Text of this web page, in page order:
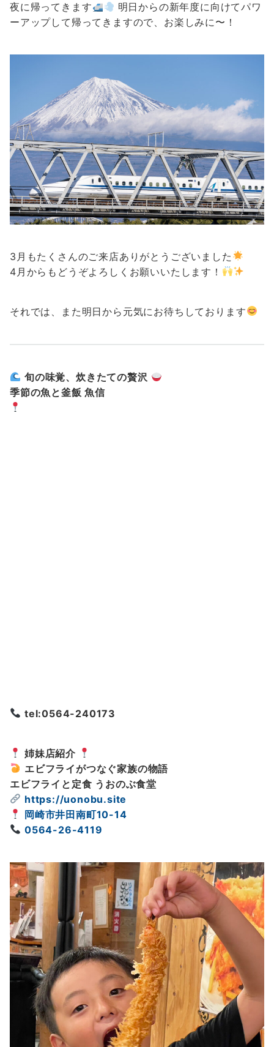
夜に帰ってきます
明日からの新年度に向けてパワ
ーアップして帰ってきますので、お楽しみに〜！
3月もたくさんのご来店ありがとうございました
4月からもどうぞよろしくお願いいたします！
それでは、また明日から元気にお待ちしております
旬の味覚、炊きたての贅沢
季節の魚と釜飯 魚信
tel:0564-240173
姉妹店紹介
エビフライがつなぐ家族の物語
エビフライと定食 うおのぶ食堂
https://uonobu.site
岡崎市井田南町10-14
0564-26-4119